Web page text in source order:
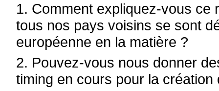
1. Comment expliquez-vous ce
tous nos pays voisins se sont
européenne en la matière ?
2. Pouvez-vous nous donner
timing en cours pour la